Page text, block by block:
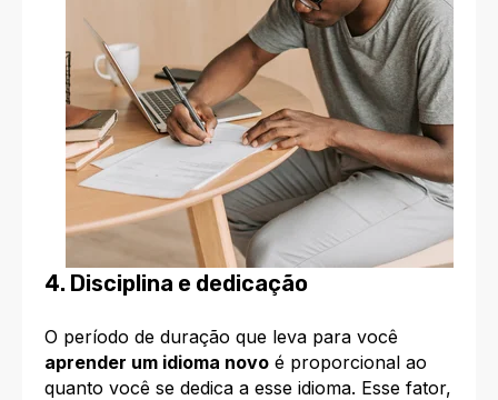
4. Disciplina e dedicação
O período de duração que leva para você
aprender um idioma novo é proporcional ao
quanto você se dedica a esse idioma. Esse fator,